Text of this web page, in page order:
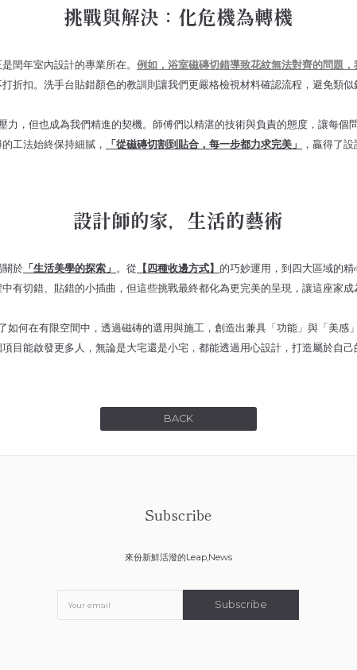
挑戰與解決：化危機為轉機
閏年室內設計的專業所在。 例如，浴室磁磚切錯導致花紋無法對齊的問題
折扣。洗手台貼錯顏色的教訓則讓我們更嚴格檢視材料確認流程，避免類似
力，但也成為我們精進的契機。師傅們以精湛的技術與負責的態度，讓每個
工法始終保持細膩，
「從磁磚切割到貼合，每一步都力求完美」 ，贏得了
設計師的家，生活的藝術
關於 「生活美學的探索」 。從 【四種收邊方式】 的巧妙運用，到四大區域的
有切錯、貼錯的小插曲，但這些挑戰最終都化為更完美的呈現，讓這座家成
如何在有限空間中，透過磁磚的選用與施工，創造出兼具「功能」與「美感」
目能啟發更多人，無論是大宅還是小宅，都能透過用心設計，打造屬於自己
BACK
Subscribe
來份新鮮活潑的Leap,News
Subscribe